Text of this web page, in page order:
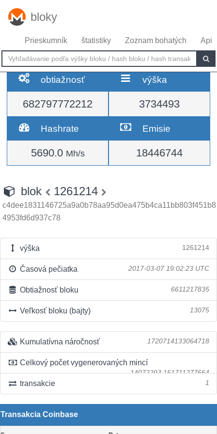
bloky
Prieskumník štatistiky Zoznam bohatých Api
obtiažnosť
682797772212
výška
3734493
Hashrate
5690.0 Mh/s
Emisie
18446744
blok 1261214
c4dee1831146725a9a0b78aa95d0ea475b4ca11bb803f451b8
4953fd6d937c78
výška 1261214
Časová pečiatka 2017-03-07 19:02:23 UTC
Obtiažnosť bloku 6611217835
Veľkosť bloku (bajty) 13075
Kumulatívna náročnosť 1720714133064718
Celkový počet vygenerovaných mincí
14072293.151711277664
transakcie 1
Transakcia Coinbase